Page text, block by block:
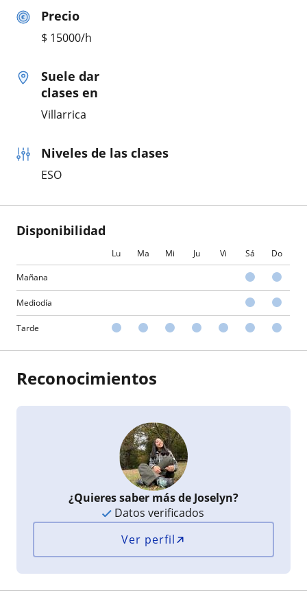
Precio
$ 15000/h
Suele dar
clases en
Villarrica
Niveles de las clases
ESO
Disponibilidad
Lu Ma Mi Ju Vi Sá Do
Mañana
Mediodía
Tarde
Reconocimientos
¿Quieres saber más de Joselyn?
Datos verificados
Ver perfil